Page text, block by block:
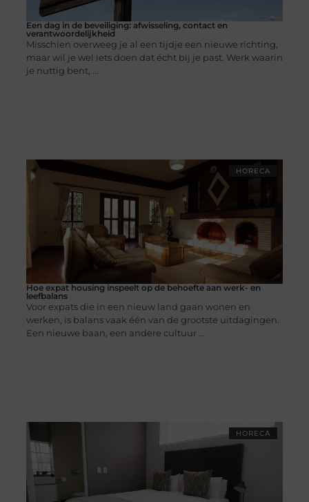
Een dag in de beveiliging: afwisseling, contact en
verantwoordelijkheid
Misschien overweeg je al een tijdje een nieuwe richting,
maar wil je wel iets doen dat écht bij je past. Werk waarin
je nuttig bent, ...
HORECA
Hoe expat housing inspeelt op de behoefte aan werk- en
leefbalans
Voor expats die in een nieuw land gaan wonen en
werken, is balans vaak één van de grootste uitdagingen.
Een nieuwe baan, een andere cultuur ...
HORECA